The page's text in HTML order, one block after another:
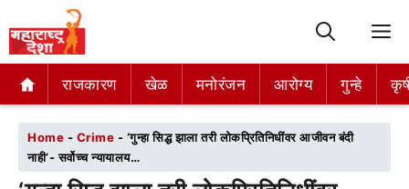
राजकारण खेळ मनोरंजन आरोग्य गुन्हे
राजकारण खेळ मनोरंजन आरोग्य गुन्हे
Home - Crime - ‘गुन्हा सिद्ध झाला तरी लोकप्रितिनिधींवर आजीवन बंदी
नाही’- सर्वोच्च न्यायालय…